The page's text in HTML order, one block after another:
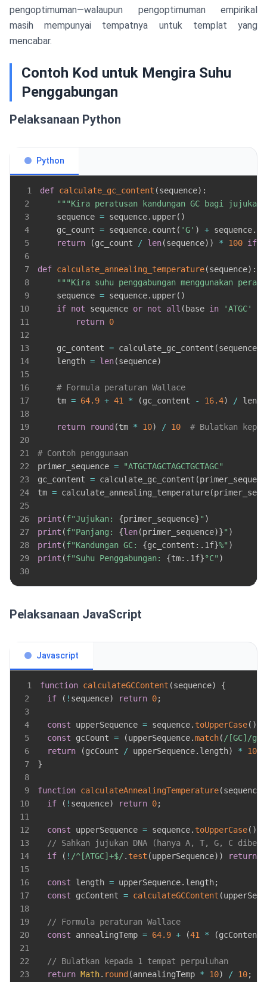
pengoptimuman—walaupun pengoptimuman empirikal
masih mempunyai tempatnya untuk templat yang
mencabar.
Contoh Kod untuk Mengira Suhu
Penggabungan
Pelaksanaan Python
Python
1 def calculate_gc_content (sequence) :
2
"""Kira peratusan kandungan GC bagi jujukan
3
    sequence
= sequence. upper( )
4
    gc_count
= sequence. count ( 'G' ) + sequence.
5
return (gc_count / len(sequence) ) * 100 if
6
7
def calculate_annealing_temperature(sequence) :
8
"""Kira suhu penggabungan menggunakan
9
    sequence
= sequence. upper( )
10
if not sequence or not all ( base in 'ATGC'
11
return 0
12
13
    gc_content
= calculate_gc_content (sequence)
14
    length
= len(sequence)
15
16
# Formula peraturan Wallace
17
    tm
= 64.9 + 41 * (gc_content - 16.4)
/
18
19
return round (tm * 10) / 10
# Bulatkan
20
21
# Contoh penggunaan
22
primer_sequence =
"ATGCTAGCTAGCTGCTAGC"
23
gc_content = calculate_gc_content (
24
tm = calculate_annealing_temperature(
25
26
print (f"Jujukan: {primer_sequence}" )
27
print (f"Panjang: {len(primer_sequence)}" )
28
print (f"Kandungan GC: {gc_content : .1f}%" )
29
print (f"Suhu Penggabungan: {tm: .1f}°C" )
30
Pelaksanaan JavaScript
Javascript
1 function calculateGCContent (sequence)
{
2
if ( ! sequence) return 0;
3
4
const upperSequence = sequence. toUpperCase( )
5
const gcCount = (upperSequence.match( / [GC] /g
6
return (gcCount / upperSequence. length) * 100
7
}
8
9
function calculateAnnealingTemperature(sequence
10
if ( ! sequence) return 0;
11
12
const upperSequence = sequence. toUpperCase( )
13
// Sahkan jujukan DNA (hanya A, T, G, C
14
if ( ! /^[ATGC]+$/ . test (upperSequence) ) return
15
16
const length = upperSequence. length;
17
const gcContent = calculateGCContent (
18
19
// Formula peraturan Wallace
20
const annealingTemp = 64.9 + (41 * (gcContent
21
22
// Bulatkan kepada 1 tempat perpuluhan
23
return Math. round (annealingTemp * 10) / 10;